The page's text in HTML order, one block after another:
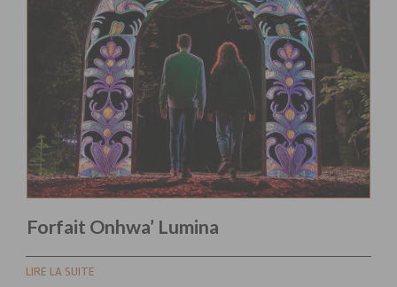
Forfait Onhwa’ Lumina
LIRE LA SUITE